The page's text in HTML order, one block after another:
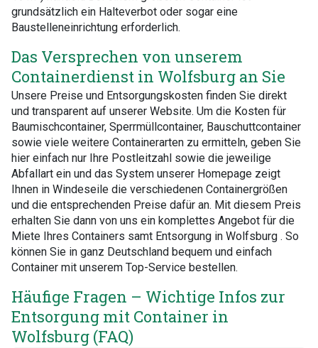
grundsätzlich ein Halteverbot oder sogar eine
Baustelleneinrichtung erforderlich.
Das Versprechen von unserem
Containerdienst in Wolfsburg an Sie
Unsere Preise und Entsorgungskosten finden Sie direkt
und transparent auf unserer Website. Um die Kosten für
Baumischcontainer, Sperrmüllcontainer, Bauschuttcontainer
sowie viele weitere Containerarten zu ermitteln, geben Sie
hier einfach nur Ihre Postleitzahl sowie die jeweilige
Abfallart ein und das System unserer Homepage zeigt
Ihnen in Windeseile die verschiedenen Containergrößen
und die entsprechenden Preise dafür an. Mit diesem Preis
erhalten Sie dann von uns ein komplettes Angebot für die
Miete Ihres Containers samt Entsorgung in Wolfsburg . So
können Sie in ganz Deutschland bequem und einfach
Container mit unserem Top-Service bestellen.
Häufige Fragen – Wichtige Infos zur
Entsorgung mit Container in
Wolfsburg (FAQ)